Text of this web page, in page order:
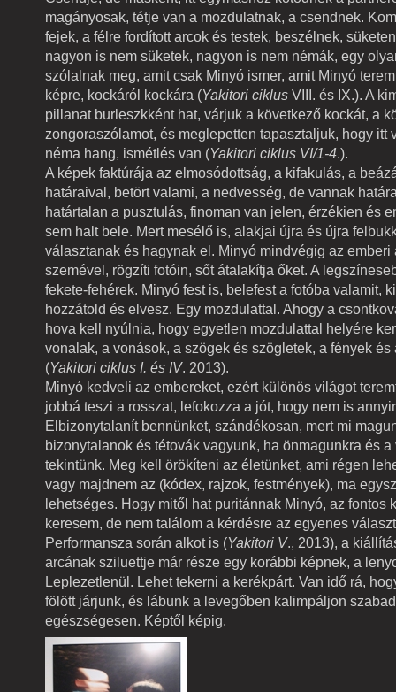
magányosak, tétje van a mozdulatnak, a csendnek.
fejek, a félre fordított arcok és testek, beszélnek,
nagyon is nem süketek, nagyon is nem némák, egy
szólalnak meg, amit csak Minyó ismer, amit Minyó
képre, kockáról kockára (Yakitori ciklus VIII. és IX.). A
pillanat burleszkként hat, várjuk a következő kockát, a
zongoraszólamot, és meglepetten tapasztaljuk, hogy itt
néma hang, ismétlés van (Yakitori ciklus VI/1-4.).
A képek faktúrája az elmosódottság, a kifakulás, a
határaival, betört valami, a nedvesség, de vannak
határtalan a pusztulás, finoman van jelen, érzékien és
sem halt bele. Mert mesélő is, alakjai újra és újra
választanak és hagynak el. Minyó mindvégig az emberi
szemével, rögzíti fotóin, sőt átalakítja őket. A
fekete-fehérek. Minyó fest is, belefest a fotóba valamit,
hozzátold és elvesz. Egy mozdulattal. Ahogy a
hova kell nyúlnia, hogy egyetlen mozdulattal helyére
vonalak, a vonások, a szögek és szögletek, a fények és
(Yakitori ciklus I. és IV. 2013).
Minyó kedveli az embereket, ezért különös világot
jobbá teszi a rosszat, lefokozza a jót, hogy nem is
Elbizonytalanít bennünket, szándékosan, mert mi
bizonytalanok és tétovák vagyunk, ha önmagunkra és a
tekintünk. Meg kell örökíteni az életünket, ami régen
vagy majdnem az (kódex, rajzok, festmények), ma
lehetséges. Hogy mitől hat puritánnak Minyó, az fontos
keresem, de nem találom a kérdésre az egyenes
Performansza során alkot is (Yakitori V., 2013), a
arcának sziluettje már része egy korábbi képnek, a
Leplezetlenül. Lehet tekerni a kerékpárt. Van idő rá,
fölött járjunk, és lábunk a levegőben kalimpáljon
egészségesen. Képtől képig.